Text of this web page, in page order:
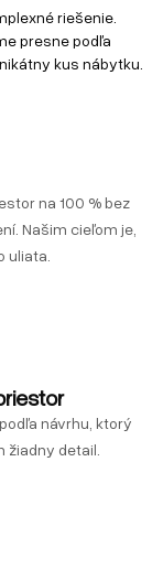
riešenie.
presne podľa
kus nábytku.
na 100 % bez
Našim cieľom je,
uliata.
návrhu, ktorý
žiadny detail.